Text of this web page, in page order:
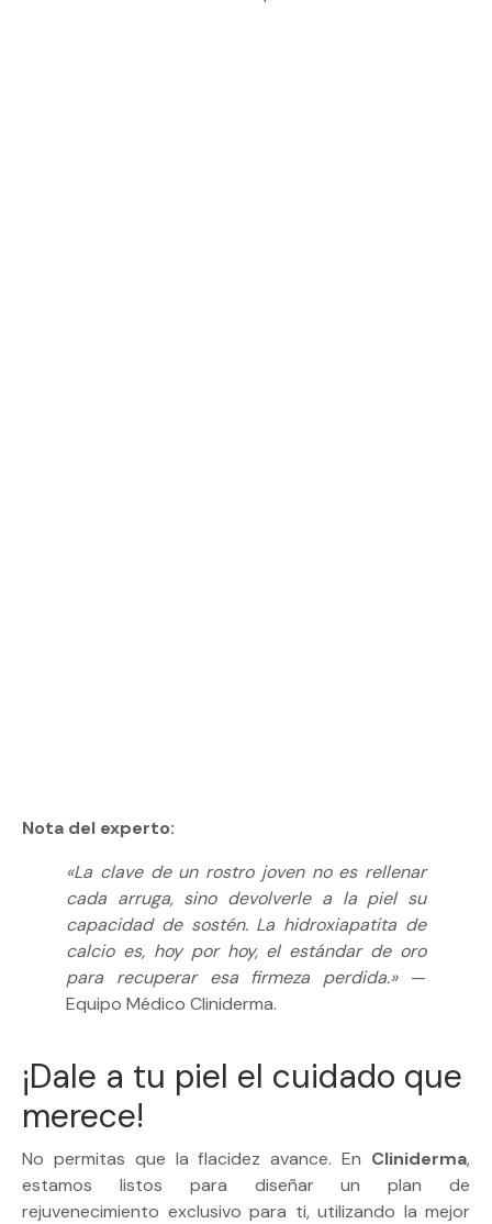
Nota del experto:
«La clave de un rostro joven no es rellenar
cada arruga, sino devolverle a la piel su
capacidad de sostén. La hidroxiapatita de
calcio es, hoy por hoy, el estándar de oro
para recuperar esa firmeza perdida.»—
Equipo Médico Cliniderma.
¡Dale a tu piel el cuidado que
merece!
No permitas que la flacidez avance. En Cliniderma,
estamos listos para diseñar un plan de
rejuvenecimiento exclusivo para ti, utilizando la mejor